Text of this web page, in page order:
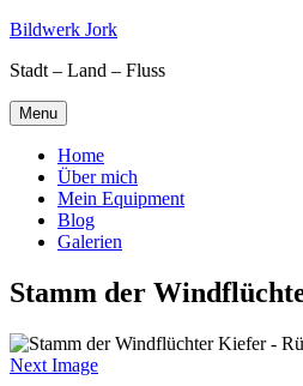
Skip
content
Bildwerk Jork
Stadt – Land – Fluss
Menu
Home
Über mich
Mein Equipment
Blog
Galerien
Stamm der
Next Image